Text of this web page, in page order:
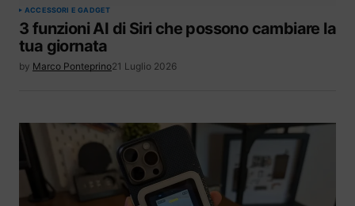
ACCESSORI E GADGET
3 funzioni AI di Siri che possono cambiare la
tua giornata
by Marco Ponteprino21 Luglio 2026